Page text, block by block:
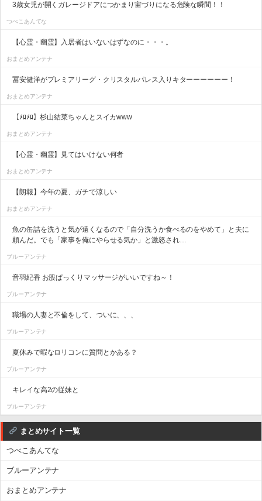
3歳女児が開くガレージドアにつかまり宙づりになる危険な瞬間！！
つべこあんてな
【心霊・幽霊】入居者はいないはずなのに・・・。
おまとめアンテナ
冨安健洋がプレミアリーグ・クリスタルパレス入りキターーーーーー！
おまとめアンテナ
【ﾒﾛﾒﾛ】杉山結菜ちゃんとスイカwww
おまとめアンテナ
【心霊・幽霊】見てはいけない何者
おまとめアンテナ
【朗報】今年の夏、ガチで涼しい
おまとめアンテナ
魚の缶詰を洗うと気が遠くなるので「自分洗うか食べるのをやめて」と夫に
頼んだ。でも「家事を俺にやらせる気か」と激怒され…
ブルーアンテナ
音羽紀香 お股ぱっくりマッサージがいいですね～！
ブルーアンテナ
職場の人妻と不倫をして、ついに、、、
ブルーアンテナ
夏休みで暇なロリコンに質問とかある？
ブルーアンテナ
キレイな高2の従妹と
ブルーアンテナ
まとめサイト一覧
つべこあんてな
ブルーアンテナ
おまとめアンテナ